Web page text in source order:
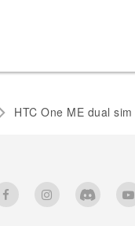
HTC One ME dual sim‎